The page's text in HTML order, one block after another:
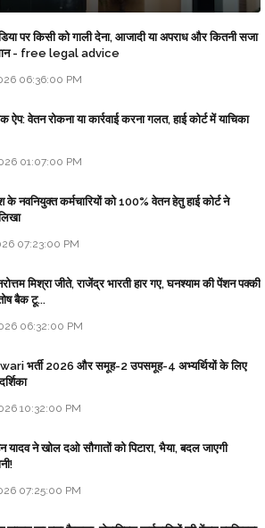
पर किसी को गाली देना, आजादी या अपराध और कितनी सजा
- free legal advice
06:36:00 PM
ऐप: वेतन रोकना या कार्रवाई करना गलत, हाई कोर्ट में याचिका
01:07:00 PM
के नवनियुक्त कर्मचारियों को 100% वेतन हेतु हाई कोर्ट ने
07:23:00 PM
मिश्रा जीते, राजेंद्र भारती हार गए, घनश्याम की पेंशन पक्की
बैक टू...
06:32:00 PM
भर्ती 2026 और समूह-2 उपसमूह-4 अभ्यर्थियों के लिए
10:32:00 PM
यादव ने खोल दओ सौगातों को पिटारा, भैया, बदल जाएगी
07:25:00 PM